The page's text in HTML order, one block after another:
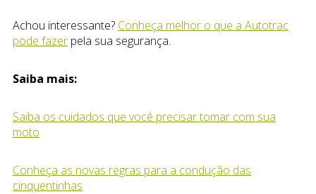
Achou interessante? Conheça melhor o que a Autotrac
pode fazer pela sua segurança.
Saiba mais:
Saiba os cuidados que você precisar tomar com sua
moto
Conheça as novas regras para a condução das
cinquentinhas